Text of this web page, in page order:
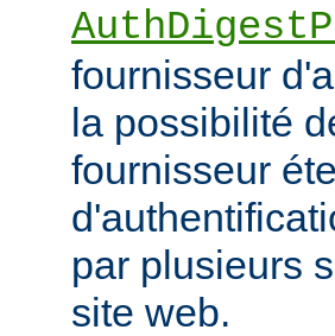
fournisseur
la possibilité
fournisseur
par plusieurs
site web.